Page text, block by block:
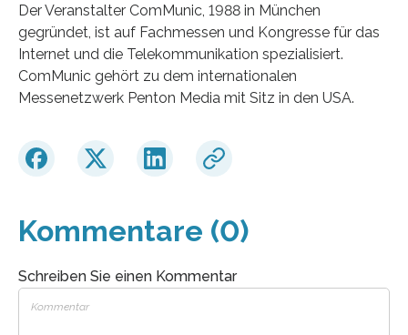
Der Veranstalter ComMunic, 1988 in München
gegründet, ist auf Fachmessen und Kongresse für das
Internet und die Telekommunikation spezialisiert.
ComMunic gehört zu dem internationalen
Messenetzwerk Penton Media mit Sitz in den USA.
Kommentare (0)
Schreiben Sie einen Kommentar